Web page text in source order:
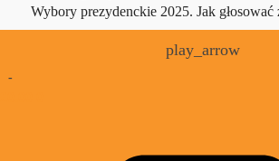
Wybory prezydenckie 2025. Jak głosować
play_arrow
-